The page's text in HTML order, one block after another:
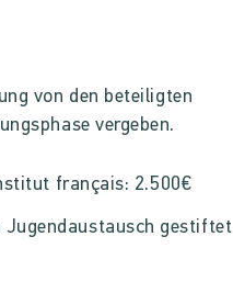
von den beteiligten
vergeben.
français: 2.500€
Jugendaustausch gestiftet